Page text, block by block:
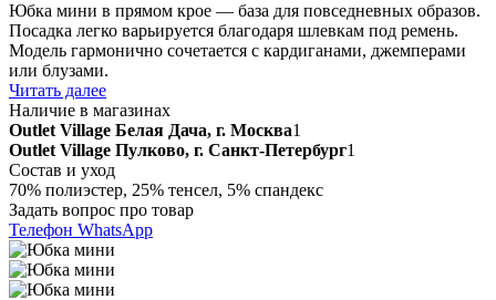
Юбка мини в прямом крое — база для повседневных образов.
Посадка легко варьируется благодаря шлевкам под ремень.
Модель гармонично сочетается с кардиганами, джемперами
или блузами.
Читать далее
Наличие в магазинах
Outlet Village Белая Дача, г. Москва1
Outlet Village Пулково, г. Санкт-Петербург1
Состав и уход
70% полиэстер, 25% тенсел, 5% спандекс
Задать вопрос про товар
Телефон WhatsApp